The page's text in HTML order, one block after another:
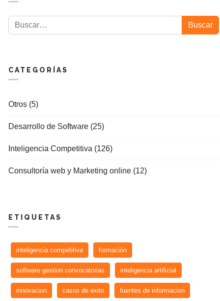
Buscar Buscar
CATEGORÍAS
Otros (5)
Desarrollo de Software (25)
Inteligencia Competitiva (126)
Consultoría web y Marketing online (12)
ETIQUETAS
inteligencia competitiva formación
software gestion convocatorias inteligencia artificial
innovacion casos de exito fuentes de informacion